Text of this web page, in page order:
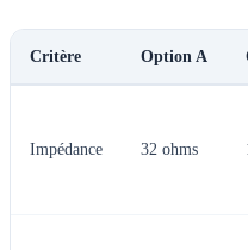
Critère Option A
Impédance 32 ohms